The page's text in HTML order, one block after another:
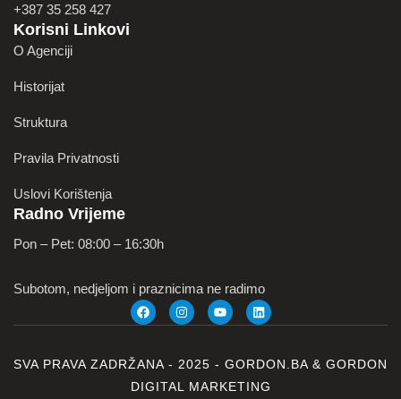
+387 35 258 427
Korisni Linkovi
O Agenciji
Historijat
Struktura
Pravila Privatnosti
Uslovi Korištenja
Radno Vrijeme
Pon – Pet: 08:00 – 16:30h
Subotom, nedjeljom i praznicima ne radimo
SVA PRAVA ZADRŽANA - 2025 - GORDON.BA & GORDON
DIGITAL MARKETING